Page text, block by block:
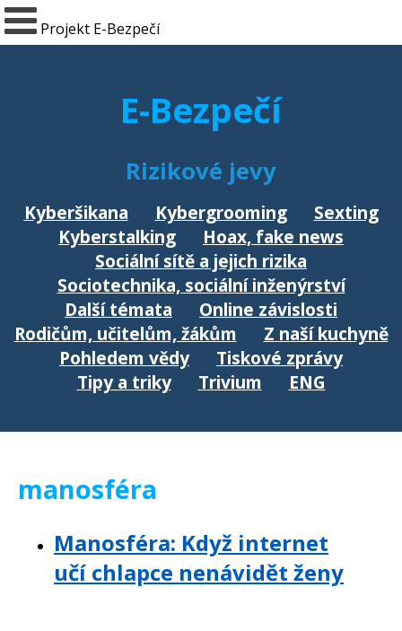
Projekt E-Bezpečí
E-Bezpečí
Rizikové jevy
Kyberšikana Kybergrooming
Sexting
Kyberstalking
Hoax, fake news
Sociální sítě a jejich rizika
Sociotechnika, sociální inženýrství
Další témata
Online závislosti
Rodičům, učitelům, žákům
Z naší kuchyně
Pohledem vědy
Tiskové zprávy
Tipy a triky
Trivium ENG
manosféra
Manosféra: Když internet
učí chlapce nenávidět ženy